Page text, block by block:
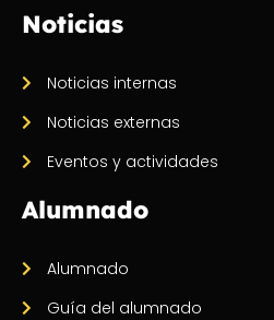
Noticias
Noticias internas
Noticias externas
Eventos y actividades
Alumnado
Alumnado
Guía del alumnado